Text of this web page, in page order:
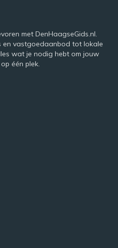
met DenHaagseGids.nl.
en vastgoedaanbod tot lokale
wat je nodig hebt om jouw
één plek.